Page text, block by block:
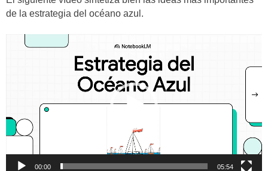
de la estrategia del océano azul.
00:00 05:54